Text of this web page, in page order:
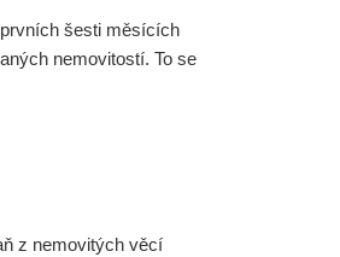
šesti měsících
nemovitostí. To se
z nemovitých věcí